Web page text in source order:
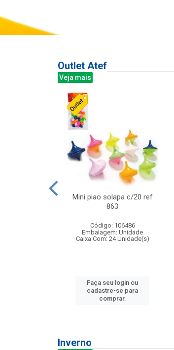
Outlet Atef
Veja mais
Mini piao solapa c/20 ref
863
Código: 106486
Embalagem: Unidade
Caixa Com: 24 Unidade(s)
Faça seu login ou
cadastre-se para
comprar.
Inverno